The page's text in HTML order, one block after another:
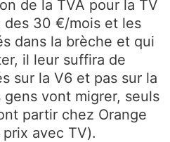
de la TVA pour la TV
des 30 €/mois et les
dans la brèche et qui
il leur suffira de
sur la V6 et pas sur la
vont migrer, seuls
partir chez Orange
avec TV).